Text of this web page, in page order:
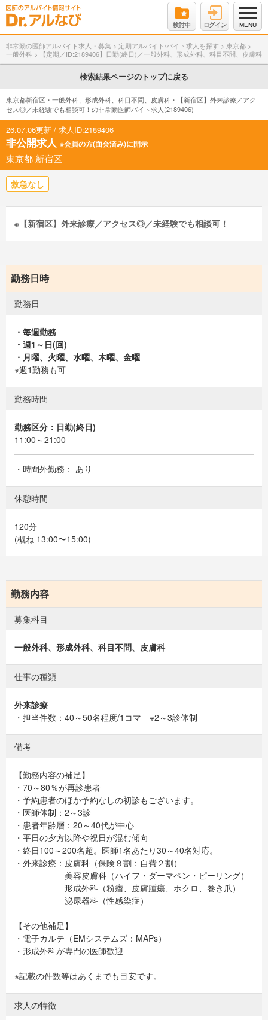
検討中 ログイン MENU
非常勤の医師アルバイト求人・募集 > 定期アルバイト/バイト求人を探す > 東京都 >
一般外科 > 【定期／ID:2189406】日勤(終日)／一般外科、形成外科、科目不問、皮膚科
検索結果ページのトップに戻る
東京都新宿区・一般外科、形成外科、科目不問、皮膚科・【新宿区】外来診療／アク
セス◎／未経験でも相談可！の非常勤医師バイト求人(2189406)
26.07.06更新 / 求人ID:2189406
非公開求人 ※会員の方(面会済み)に開示
東京都 新宿区
救急なし
※【新宿区】外来診療／アクセス◎／未経験でも相談可！
勤務日時
勤務日
・毎週勤務
・週1～日(回)
・月曜、火曜、水曜、木曜、金曜
※週1勤務も可
勤務時間
勤務区分：日勤(終日)
11:00～21:00
・時間外勤務： あり
休憩時間
120分
(概ね 13:00〜15:00)
勤務内容
募集科目
一般外科、形成外科、科目不問、皮膚科
仕事の種類
外来診療
・担当件数：40～50名程度/1コマ ※2～3診体制
備考
【勤務内容の補足】
・70～80％が再診患者
・予約患者のほか予約なしの初診もございます。
・医師体制：2～3診
・患者年齢層：20～40代が中心
・平日の夕方以降や祝日が混む傾向
・終日100～200名超。医師1名あたり30～40名対応。
・外来診療：皮膚科（保険８割：自費２割）
美容皮膚科（ハイフ・ダーマペン・ピーリング）
形成外科（粉瘤、皮膚腫瘍、ホクロ、巻き爪）
泌尿器科（性感染症）
【その他補足】
・電子カルテ（EMシステムズ：MAPs）
・形成外科が専門の医師歓迎
※記載の件数等はあくまでも目安です。
求人の特徴